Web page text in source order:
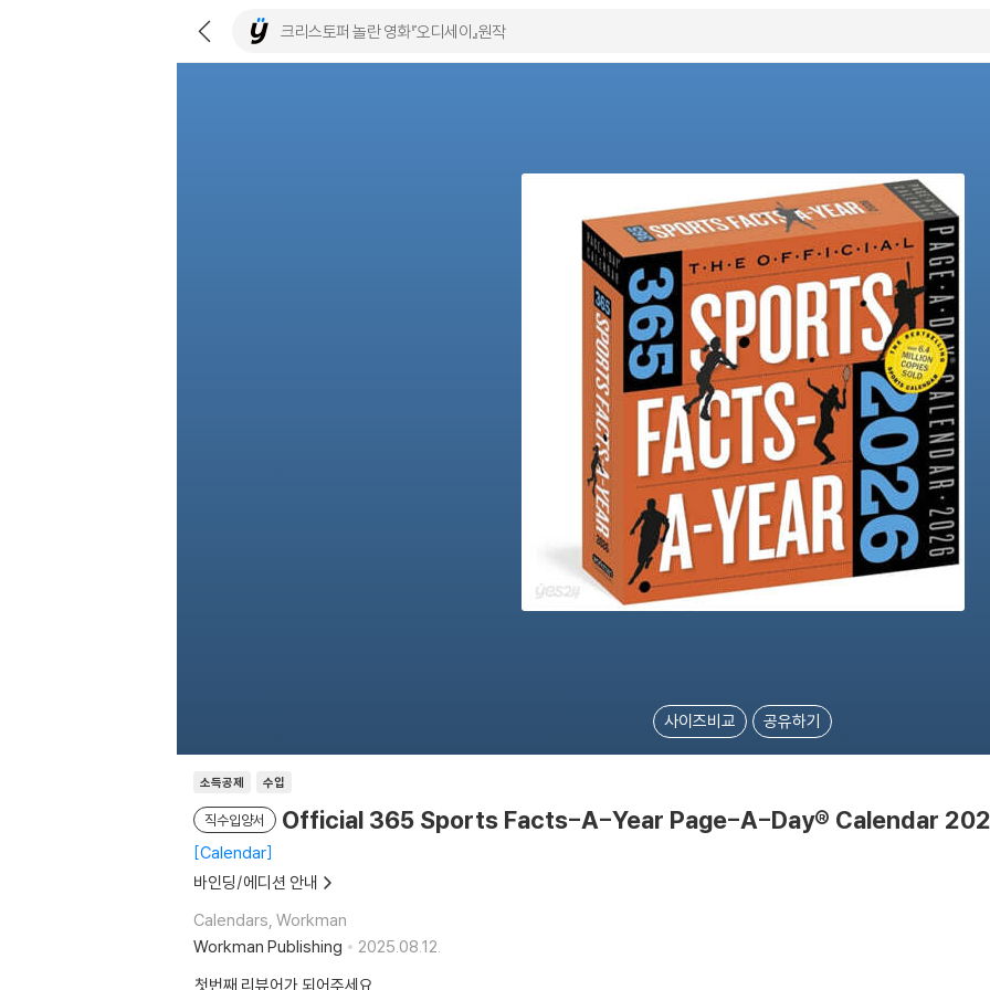
사이즈비교 공유하기
소득공제 수입
직수입양서 Official 365 Sports Facts-A-Year Page-A-Day® Calendar
Calendar
바인딩/에디션 안내
Calendars, Workman
Workman Publishing
2025.08.12.
첫번째 리뷰어가 되어주세요